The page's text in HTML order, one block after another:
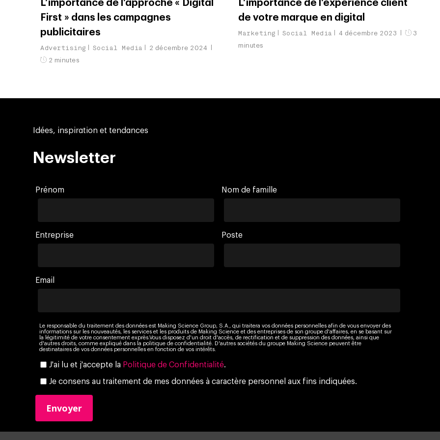
L’importance de l’approche « Digital
First » dans les campagnes
publicitaires
Advertising Social Media
2 décembre 2024
2 minutes
L’importance de l’expérience client
de votre marque en digital
Marketing Social Media 4 décembre 2023
3
minutes
Idées, inspiration et tendances
Newsletter
Prénom Nom de famille
Entreprise Poste
Email
Le responsable du traitement des données est Making Science Group, S.A., qui traitera vos données personnelles afin de vous envoyer des
informations sur les nouveautés, les services et les produits de Making Science et des entreprises de son groupe d'affaires, en se basant sur
la légitimité de votre consentement exprès.Vous disposez d'un droit d'accès, de rectification et de suppression des données, ainsi que
d'autres droits, comme expliqué dans la politique de confidentialité. D'autres sociétés du groupe Making Science peuvent être
destinataires de vos données personnelles en fonction de vos intérêts.
J'ai lu et j'accepte la Politique de Confidentialité.
Je consens au traitement de mes données à caractère personnel aux fins indiquées.